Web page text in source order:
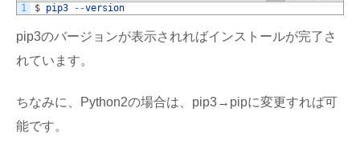
1 $ pip3 --version
pip3のバージョンが表示されればインストールが完了さ
れています。
ちなみに、Python2の場合は、pip3→pipに変更すれば可
能です。